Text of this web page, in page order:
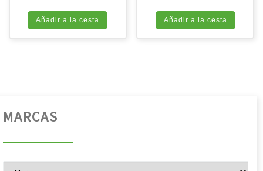
Añadir a la cesta Añadir a la cesta
MARCAS